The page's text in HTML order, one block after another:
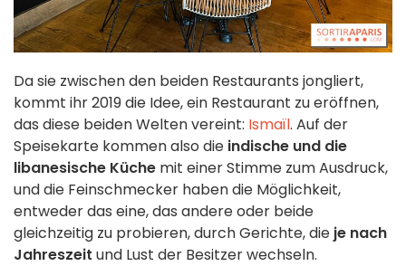
Da sie zwischen den beiden Restaurants jongliert,
kommt ihr 2019 die Idee, ein Restaurant zu eröffnen,
das diese beiden Welten vereint: Ismaïl. Auf der
Speisekarte kommen also die indische und die
libanesische Küche mit einer Stimme zum Ausdruck,
und die Feinschmecker haben die Möglichkeit,
entweder das eine, das andere oder beide
gleichzeitig zu probieren, durch Gerichte, die je nach
Jahreszeit und Lust der Besitzer wechseln.